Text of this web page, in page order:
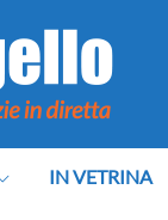
IN VETRINA